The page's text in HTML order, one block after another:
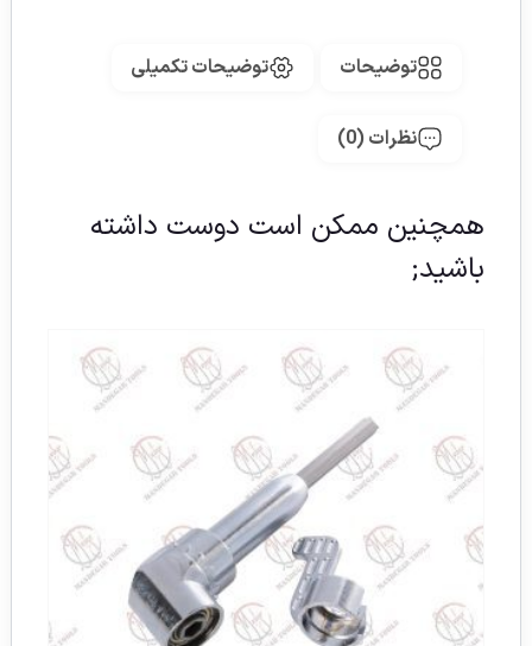
توضیحات توضیحات تکمیلی
نظرات (0)
همچنین ممکن است دوست داشته
باشید;